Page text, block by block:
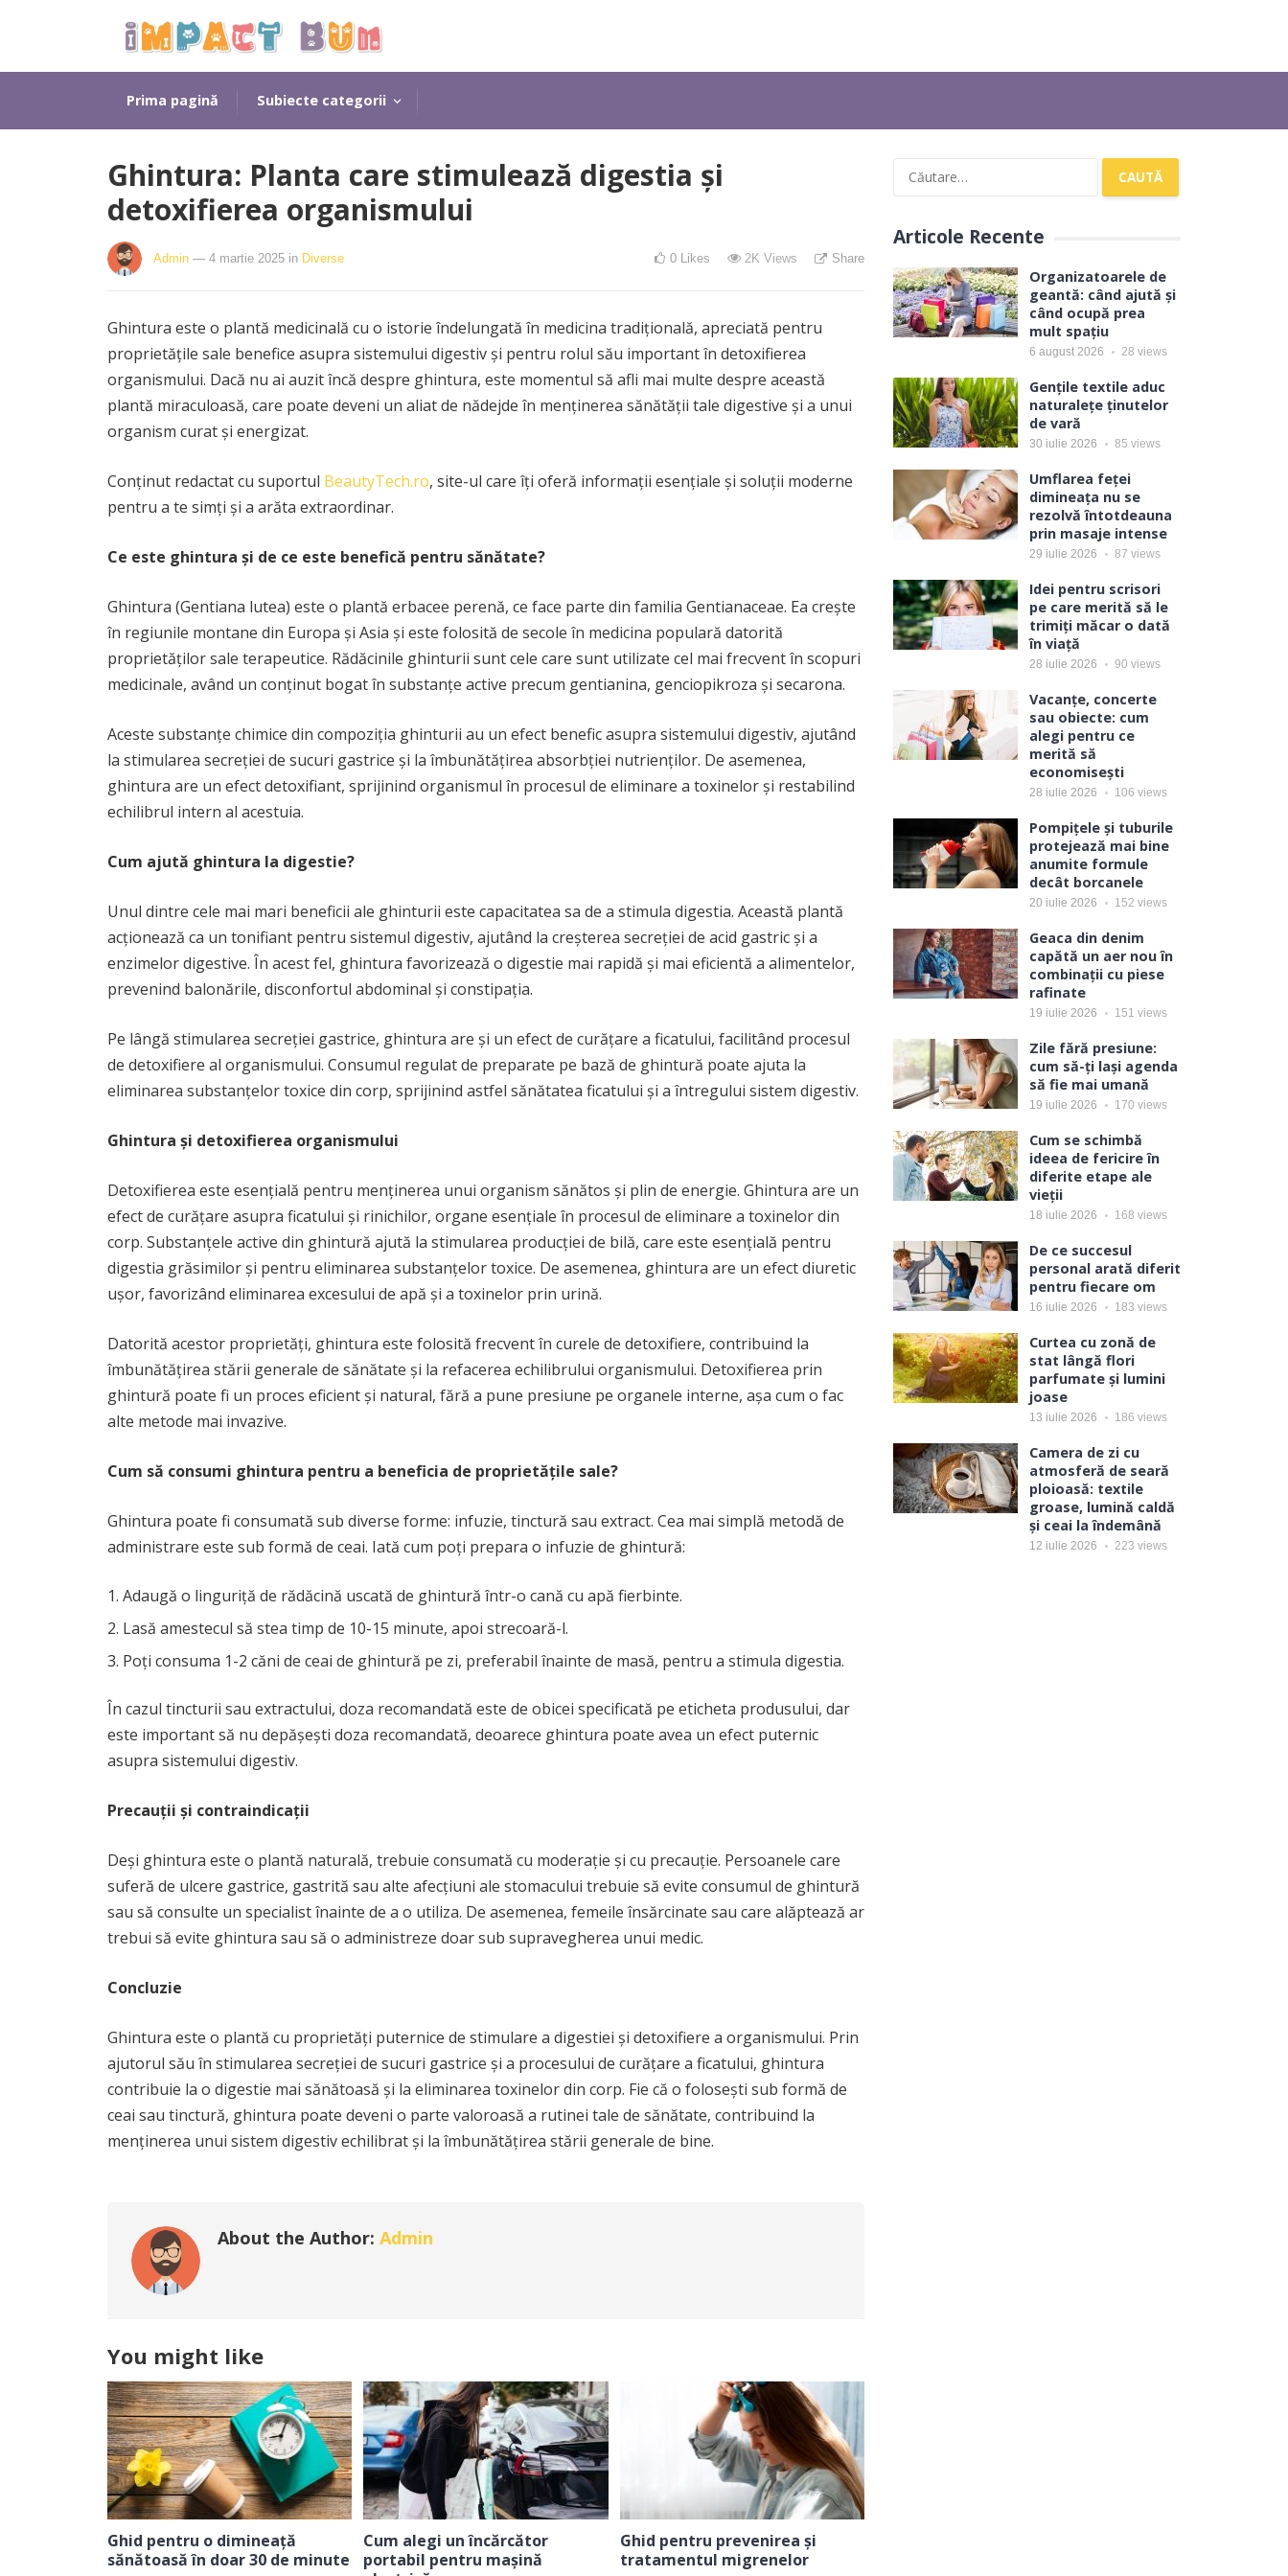
Prima pagină Subiecte categorii
Ghintura: Planta care stimulează digestia și
detoxifierea organismului
Admin — 4 martie 2025 in Diverse 0 Likes 2K Views Share
Ghintura este o plantă medicinală cu o istorie îndelungată în medicina tradițională, apreciată pentru
proprietățile sale benefice asupra sistemului digestiv și pentru rolul său important în detoxifierea
organismului. Dacă nu ai auzit încă despre ghintura, este momentul să afli mai multe despre această
plantă miraculoasă, care poate deveni un aliat de nădejde în menținerea sănătății tale digestive și a unui
organism curat și energizat.
Conținut redactat cu suportul BeautyTech.ro, site-ul care îți oferă informații esențiale și soluții moderne
pentru a te simți și a arăta extraordinar.
Ce este ghintura și de ce este benefică pentru sănătate?
Ghintura (Gentiana lutea) este o plantă erbacee perenă, ce face parte din familia Gentianaceae. Ea crește
în regiunile montane din Europa și Asia și este folosită de secole în medicina populară datorită
proprietăților sale terapeutice. Rădăcinile ghinturii sunt cele care sunt utilizate cel mai frecvent în scopuri
medicinale, având un conținut bogat în substanțe active precum gentianina, genciopikroza și secarona.
Aceste substanțe chimice din compoziția ghinturii au un efect benefic asupra sistemului digestiv, ajutând
la stimularea secreției de sucuri gastrice și la îmbunătățirea absorbției nutrienților. De asemenea,
ghintura are un efect detoxifiant, sprijinind organismul în procesul de eliminare a toxinelor și restabilind
echilibrul intern al acestuia.
Cum ajută ghintura la digestie?
Unul dintre cele mai mari beneficii ale ghinturii este capacitatea sa de a stimula digestia. Această plantă
acționează ca un tonifiant pentru sistemul digestiv, ajutând la creșterea secreției de acid gastric și a
enzimelor digestive. În acest fel, ghintura favorizează o digestie mai rapidă și mai eficientă a alimentelor,
prevenind balonările, disconfortul abdominal și constipația.
Pe lângă stimularea secreției gastrice, ghintura are și un efect de curățare a ficatului, facilitând procesul
de detoxifiere al organismului. Consumul regulat de preparate pe bază de ghintură poate ajuta la
eliminarea substanțelor toxice din corp, sprijinind astfel sănătatea ficatului și a întregului sistem digestiv.
Ghintura și detoxifierea organismului
Detoxifierea este esențială pentru menținerea unui organism sănătos și plin de energie. Ghintura are un
efect de curățare asupra ficatului și rinichilor, organe esențiale în procesul de eliminare a toxinelor din
corp. Substanțele active din ghintură ajută la stimularea producției de bilă, care este esențială pentru
digestia grăsimilor și pentru eliminarea substanțelor toxice. De asemenea, ghintura are un efect diuretic
ușor, favorizând eliminarea excesului de apă și a toxinelor prin urină.
Datorită acestor proprietăți, ghintura este folosită frecvent în curele de detoxifiere, contribuind la
îmbunătățirea stării generale de sănătate și la refacerea echilibrului organismului. Detoxifierea prin
ghintură poate fi un proces eficient și natural, fără a pune presiune pe organele interne, așa cum o fac
alte metode mai invazive.
Cum să consumi ghintura pentru a beneficia de proprietățile sale?
Ghintura poate fi consumată sub diverse forme: infuzie, tinctură sau extract. Cea mai simplă metodă de
administrare este sub formă de ceai. Iată cum poți prepara o infuzie de ghintură:
Adaugă o linguriță de rădăcină uscată de ghintură într-o cană cu apă fierbinte.
Lasă amestecul să stea timp de 10-15 minute, apoi strecoară-l.
Poți consuma 1-2 căni de ceai de ghintură pe zi, preferabil înainte de masă, pentru a stimula digestia.
În cazul tincturii sau extractului, doza recomandată este de obicei specificată pe eticheta produsului, dar
este important să nu depășești doza recomandată, deoarece ghintura poate avea un efect puternic
asupra sistemului digestiv.
Precauții și contraindicații
Deși ghintura este o plantă naturală, trebuie consumată cu moderație și cu precauție. Persoanele care
suferă de ulcere gastrice, gastrită sau alte afecțiuni ale stomacului trebuie să evite consumul de ghintură
sau să consulte un specialist înainte de a o utiliza. De asemenea, femeile însărcinate sau care alăptează ar
trebui să evite ghintura sau să o administreze doar sub supravegherea unui medic.
Concluzie
Ghintura este o plantă cu proprietăți puternice de stimulare a digestiei și detoxifiere a organismului. Prin
ajutorul său în stimularea secreției de sucuri gastrice și a procesului de curățare a ficatului, ghintura
contribuie la o digestie mai sănătoasă și la eliminarea toxinelor din corp. Fie că o folosești sub formă de
ceai sau tinctură, ghintura poate deveni o parte valoroasă a rutinei tale de sănătate, contribuind la
menținerea unui sistem digestiv echilibrat și la îmbunătățirea stării generale de bine.
About the Author: Admin
You might like
Ghid pentru o dimineață
sănătoasă în doar 30 de minute
Cum alegi un încărcător
portabil pentru mașină
Ghid pentru prevenirea și
tratamentul migrenelor
Caută
Articole Recente
Organizatoarele de
geantă: când ajută și
când ocupă prea
mult spațiu
6 august 2026 28 views
Gențile textile aduc
naturalețe ținutelor
de vară
30 iulie 2026 85 views
Umflarea feței
dimineața nu se
rezolvă întotdeauna
prin masaje intense
29 iulie 2026 87 views
Idei pentru scrisori
pe care merită să le
trimiți măcar o dată
în viață
28 iulie 2026 90 views
Vacanțe, concerte
sau obiecte: cum
alegi pentru ce
merită să
economisești
28 iulie 2026 106 views
Pompițele și tuburile
protejează mai bine
anumite formule
decât borcanele
20 iulie 2026 152 views
Geaca din denim
capătă un aer nou în
combinații cu piese
rafinate
19 iulie 2026 151 views
Zile fără presiune:
cum să-ți lași agenda
să fie mai umană
19 iulie 2026 170 views
Cum se schimbă
ideea de fericire în
diferite etape ale
vieții
18 iulie 2026 168 views
De ce succesul
personal arată diferit
pentru fiecare om
16 iulie 2026 183 views
Curtea cu zonă de
stat lângă flori
parfumate și lumini
joase
13 iulie 2026 186 views
Camera de zi cu
atmosferă de seară
ploioasă: textile
groase, lumină caldă
și ceai la îndemână
12 iulie 2026 223 views